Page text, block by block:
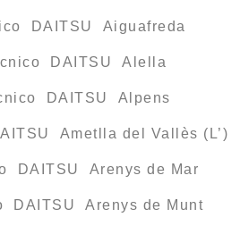
DAITSU Aiguafreda
DAITSU Alella
DAITSU Alpens
Ametlla del Vallès (L’)
DAITSU Arenys de Mar
DAITSU Arenys de Munt